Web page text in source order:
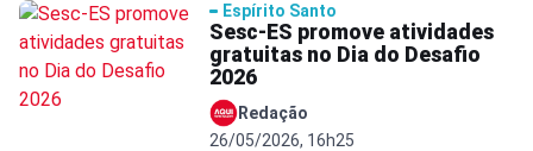
Espírito Santo
Sesc-ES promove atividades
gratuitas no Dia do Desafio
2026
Redação
26/05/2026, 16h25